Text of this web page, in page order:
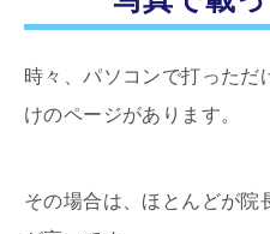
時々、パソコンで打っただ
けのページがあります。
その場合は、ほとんどが院